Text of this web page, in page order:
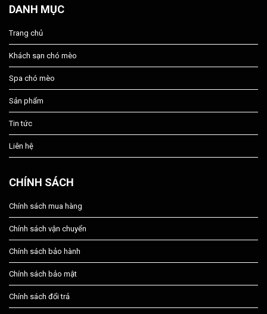
DANH MỤC
Trang chủ
Khách sạn chó mèo
Spa chó mèo
Sản phẩm
Tin tức
Liên hệ
CHÍNH SÁCH
Chính sách mua hàng
Chính sách vận chuyển
Chính sách bảo hành
Chính sách bảo mật
Chính sách đổi trả